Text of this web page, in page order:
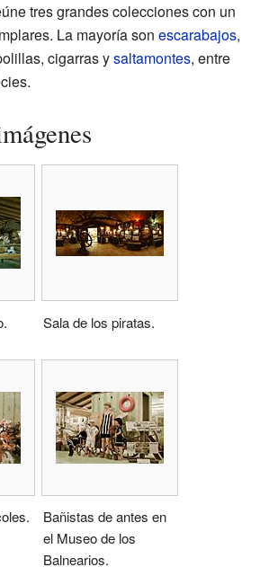
tres grandes colecciones con un
La mayoría son escarabajos,
cigarras ysaltamontes, entre
Sala de los piratas.
Bañistas de antes en
el Museo de los
Balnearios.